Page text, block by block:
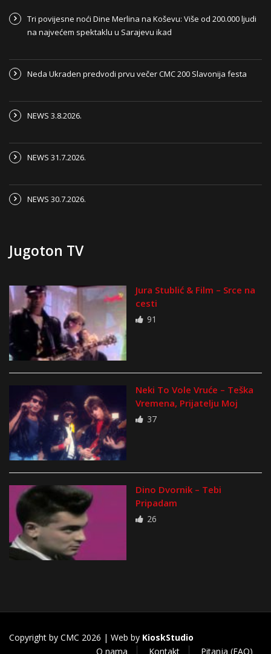
Tri povijesne noći Dine Merlina na Koševu: Više od 200.000 ljudi
na najvećem spektaklu u Sarajevu ikad
Neda Ukraden predvodi prvu večer CMC 200 Slavonija festa
NEWS 3.8.2026.
NEWS 31.7.2026.
NEWS 30.7.2026.
Jugoton TV
Jura Stublić & Film – Srce na
cesti
91
Neki To Vole Vruće – Teška
Vremena, Prijatelju Moj
37
Dino Dvornik – Tebi
Pripadam
26
Copyright by CMC 2026 | Web by KioskStudio
O nama
Kontakt Pitanja (FAQ)